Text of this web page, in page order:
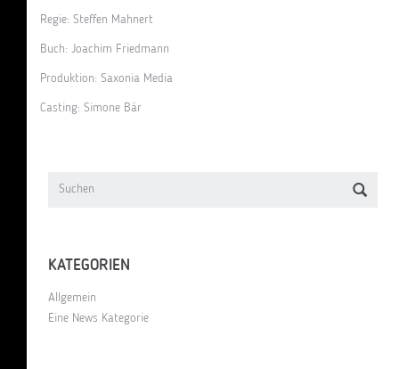
Regie: Steffen Mahnert
Buch: Joachim Friedmann
Produktion: Saxonia Media
Casting: Simone Bär
KATEGORIEN
Allgemein
Eine News Kategorie